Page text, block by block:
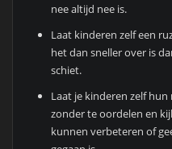
nee altijd nee is.
Laat kinderen zelf een
het dan sneller over is
schiet.
Laat je kinderen zelf
zonder te oordelen en
kunnen verbeteren of